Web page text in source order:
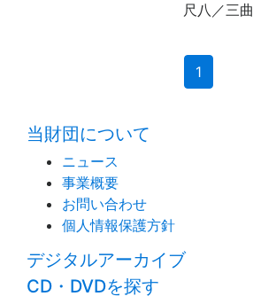
尺八／三曲
1(current)
当財団について
ニュース
事業概要
お問い合わせ
個人情報保護方針
デジタルアーカイブ
CD・DVDを探す